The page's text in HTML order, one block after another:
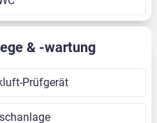
& -wartung
Prüfgerät